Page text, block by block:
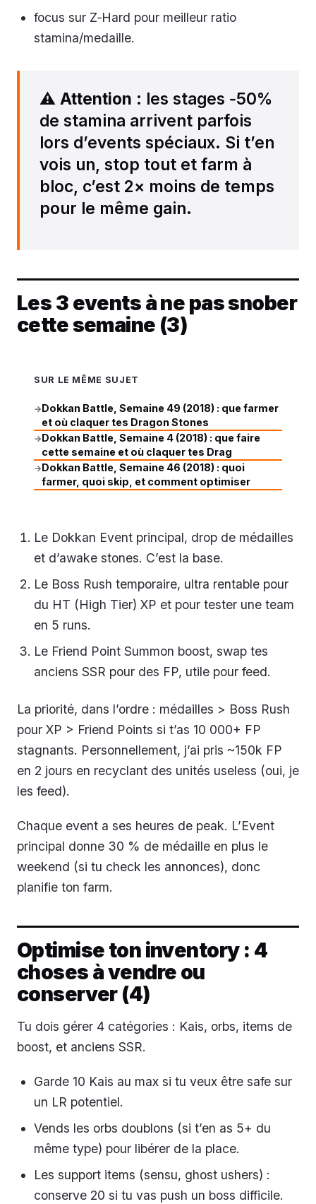
focus sur Z‑Hard pour meilleur ratio
stamina/medaille.
⚠️ Attention : les stages ‑50%
de stamina arrivent parfois
lors d’events spéciaux. Si t’en
vois un, stop tout et farm à
bloc, c’est 2× moins de temps
pour le même gain.
Les 3 events à ne pas snober
cette semaine (3)
SUR LE MÊME SUJET
→Dokkan Battle, Semaine 49 (2018) : que farmer
et où claquer tes Dragon Stones
→Dokkan Battle, Semaine 4 (2018) : que faire
cette semaine et où claquer tes Drag
→Dokkan Battle, Semaine 46 (2018) : quoi
farmer, quoi skip, et comment optimiser
Le Dokkan Event principal, drop de médailles
et d’awake stones. C’est la base.
Le Boss Rush temporaire, ultra rentable pour
du HT (High Tier) XP et pour tester une team
en 5 runs.
Le Friend Point Summon boost, swap tes
anciens SSR pour des FP, utile pour feed.
La priorité, dans l’ordre : médailles > Boss Rush
pour XP > Friend Points si t’as 10 000+ FP
stagnants. Personnellement, j’ai pris ~150k FP
en 2 jours en recyclant des unités useless (oui, je
les feed).
Chaque event a ses heures de peak. L’Event
principal donne 30 % de médaille en plus le
weekend (si tu check les annonces), donc
planifie ton farm.
Optimise ton inventory : 4
choses à vendre ou
conserver (4)
Tu dois gérer 4 catégories : Kais, orbs, items de
boost, et anciens SSR.
Garde 10 Kais au max si tu veux être safe sur
un LR potentiel.
Vends les orbs doublons (si t’en as 5+ du
même type) pour libérer de la place.
Les support items (sensu, ghost ushers) :
conserve 20 si tu vas push un boss difficile.